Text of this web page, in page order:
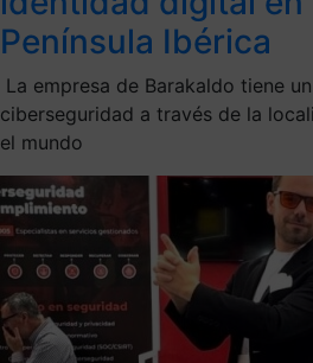
Península Ibérica
La empresa de Barakaldo tiene
ciberseguridad a través de la
el mundo